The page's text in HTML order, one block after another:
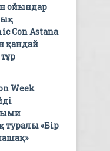
ойындар
Con Astana
қандай
Week
«Бір